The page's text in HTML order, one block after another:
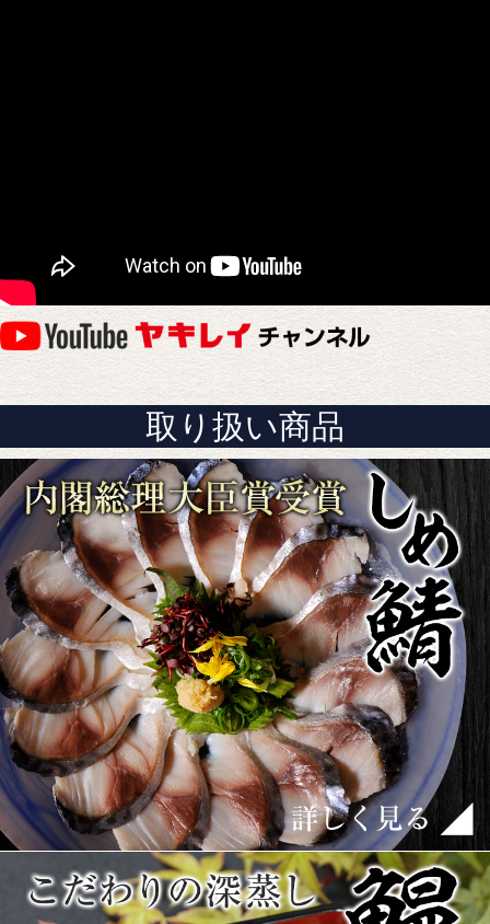
取り扱い商品